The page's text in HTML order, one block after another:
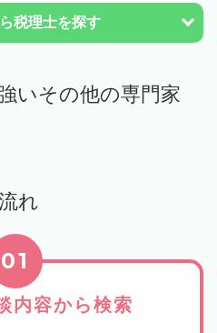
税理士を探す
いその他の専門家
れ
内容から検索
01